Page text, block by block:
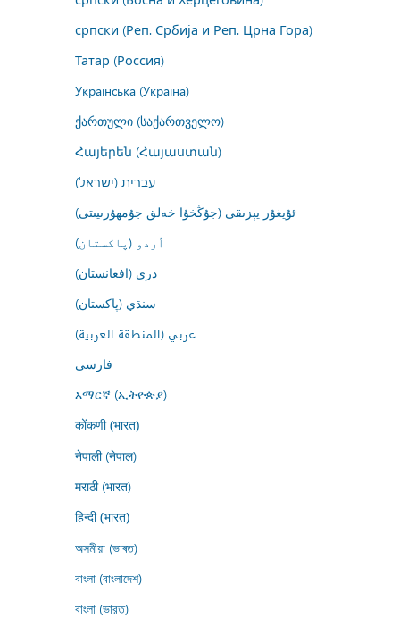
српски (Реп. Србија и Реп. Црна Гора)
Татар (Россия)
Українська (Україна)
ქართული (საქართველო)
Հայերեն (Հայաստան)
עברית (ישראל)
ئۇيغۇر يېزىقى (جۇڭخۇا خەلق جۇمھۇرىيىتى)
اُردو (پاکستان)
درى (افغانستان)
سنڌي (پاکستان)
عربي (المنطقة العربية)
فارسى
አማርኛ (ኢትዮጵያ)
कोंकणी (भारत)
नेपाली (नेपाल)
मराठी (भारत)
हिन्दी (भारत)
অসমীয়া (ভাৰত)
বাংলা (বাংলাদেশ)
বাংলা (ভারত)